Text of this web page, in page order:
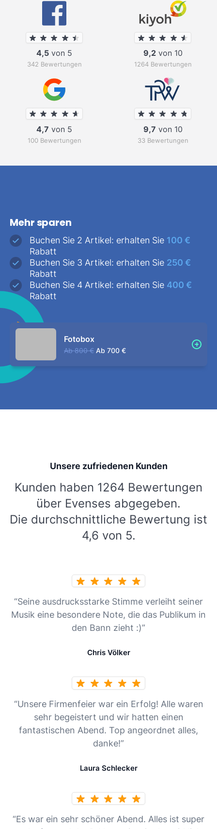
4,5 von 5
342 Bewertungen
9,2von 10
1264 Bewertungen
4,7 von 5
100 Bewertungen
9,7 von 10
33 Bewertungen
Mehr sparen
Buchen Sie 2 Artikel: erhalten Sie 100 €
Rabatt
Buchen Sie 3 Artikel: erhalten Sie 250 €
Rabatt
Buchen Sie 4 Artikel: erhalten Sie 400 €
Rabatt
Fotobox
Ab 800 € Ab 700 €
Unsere zufriedenen Kunden
Kunden haben 1264 Bewertungen
über Evenses abgegeben.
Die durchschnittliche Bewertung ist
4,6 von 5.
“Seine ausdrucksstarke Stimme verleiht seiner
Musik eine besondere Note, die das Publikum in
den Bann zieht :)”
Chris Völker
“Unsere Firmenfeier war ein Erfolg! Alle waren
sehr begeistert und wir hatten einen
fantastischen Abend. Top angeordnet alles,
danke!”
Laura Schlecker
“Es war ein sehr schöner Abend. Alles ist super